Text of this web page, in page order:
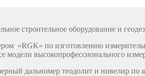
строительное оборудование и
«RGK» по изготовлению
модели высокопрофессионального
дальномер теодолит и нивелир по